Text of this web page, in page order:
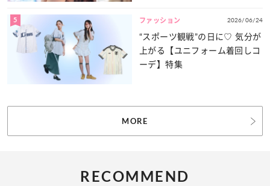
5 ファッション 2026/06/24
“スポーツ観戦”の日に♡ 気分が
上がる【ユニフォーム着回しコ
ーデ】特集
MORE
RECOMMEND